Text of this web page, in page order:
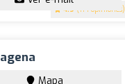
4.9 (114 opiniones)
Mapa